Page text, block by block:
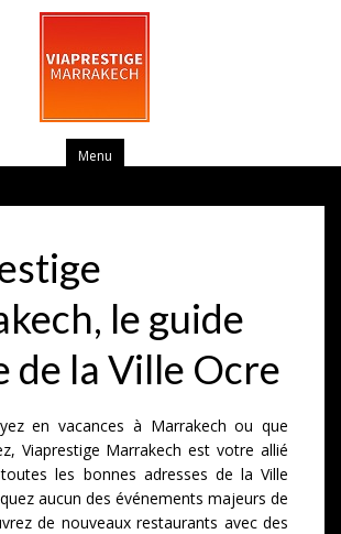
Menu
le guide
de la Ville Ocre
en vacances à Marrakech ou que
Viaprestige Marrakech est votre allié
les bonnes adresses de la Ville
aucun des événements majeurs de
de nouveaux restaurants avec des